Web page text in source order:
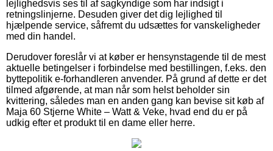
lejlighedsvis ses til af sagkyndige som har indsigt i
retningslinjerne. Desuden giver det dig lejlighed til
hjælpende service, såfremt du udsættes for vanskeligheder
med din handel.
Derudover foreslår vi at køber er hensynstagende til de mest
aktuelle betingelser i forbindelse med bestillingen, f.eks. den
byttepolitik e-forhandleren anvender. På grund af dette er det
tilmed afgørende, at man når som helst beholder sin
kvittering, således man en anden gang kan bevise sit køb af
Maja 60 Stjerne White – Watt & Veke, hvad end du er på
udkig efter et produkt til en dame eller herre.